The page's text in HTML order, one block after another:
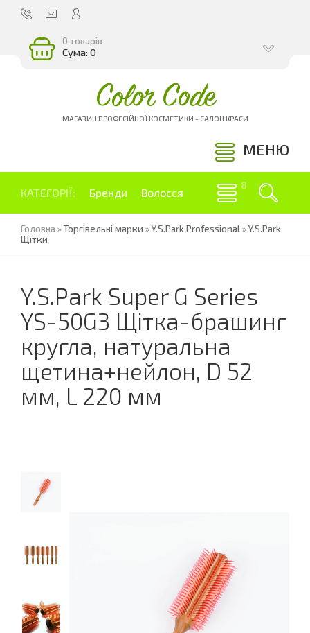
0 товарів
Сума: 0
Color Code
МАГАЗИН ПРОФЕСІЙНОЇ КОСМЕТИКИ - САЛОН КРАСИ
МЕНЮ
КАТЕГОРІЇ: Бренди Волосся
Головна »Торгівельні марки »Y.S.Park Professional »Y.S.Park
Щітки
Y.S.Park Super G Series
YS-50G3 Щітка-брашинг
кругла, натуральна
щетина+нейлон, D 52
мм, L 220 мм